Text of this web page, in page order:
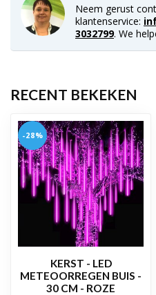
Neem gerust
klantenservice:
3032799. We
RECENT BEKEKEN
-28%
KERST - LED
METEOORREGEN BUIS -
30 CM - ROZE